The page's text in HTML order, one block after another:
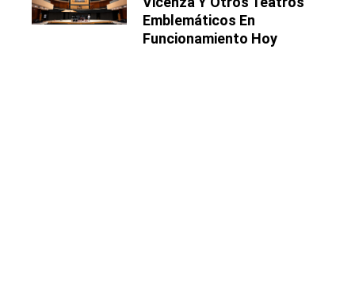
Emblemáticos En
Funcionamiento Hoy